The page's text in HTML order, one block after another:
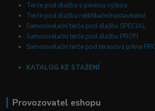
Terče pod dlažbu s pevnou výškou
Terče pod dlažbu rektifikační/nastavitelné
Samonivelační terče pod dlažbu SPECIAL
Samonivelační terče pod dlažbu PROFI
Samonivelační terče pod terasová prkna
KATALOG KE STAŽENÍ
Provozovatel eshopu